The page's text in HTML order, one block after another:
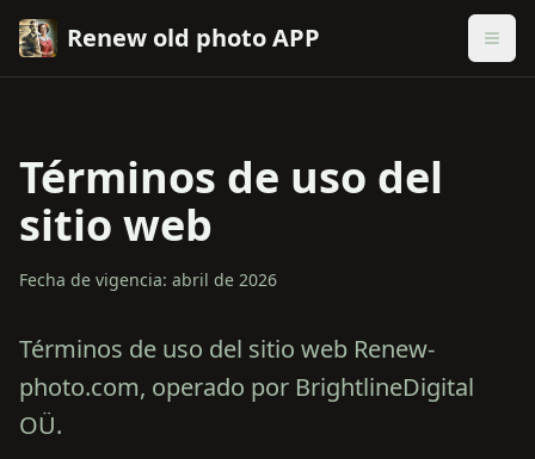
Renew old photo APP
Términos de uso del
sitio web
Fecha de vigencia: abril de 2026
Términos de uso del sitio web Renew-
photo.com, operado por BrightlineDigital
OÜ.